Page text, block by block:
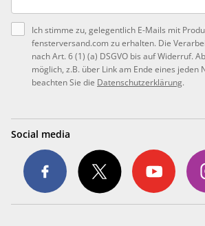
Ich stimme zu, gelegentlich E-Mails mit
fensterversand.com zu erhalten. Die
nach Art. 6 (1) (a) DSGVO bis auf Widerruf.
möglich, z.B. über Link am Ende eines jeden
beachten Sie die Datenschutzerklärung.
Social media